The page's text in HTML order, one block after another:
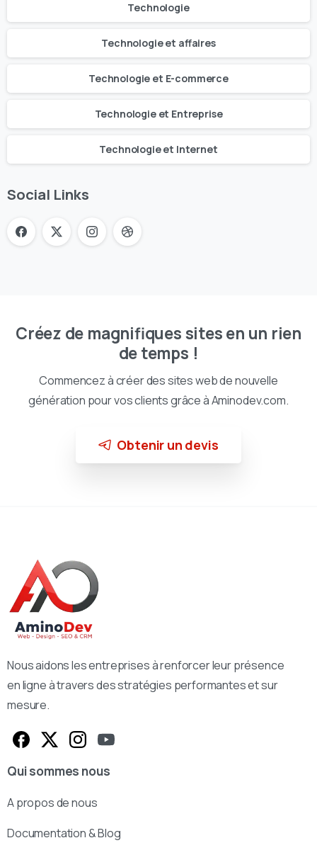
Technologie
Technologie et affaires
Technologie et E-commerce
Technologie et Entreprise
Technologie et Internet
Social Links
Créez de magnifiques sites en un rien
de temps !
Commencez à créer des sites web de nouvelle
génération pour vos clients grâce à Aminodev.com.
Obtenir un devis
Nous aidons les entreprises à renforcer leur présence
en ligne à travers des stratégies performantes et sur
mesure.
Qui sommes nous
A propos de nous
Documentation & Blog